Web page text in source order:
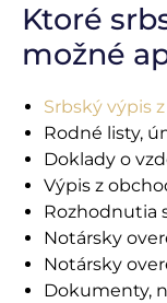
Ktoré
možné
Srbský výpis
Rodné listy,
Doklady o
Výpis z
Rozhodnutia
Notársky
Notársky
Dokumenty,